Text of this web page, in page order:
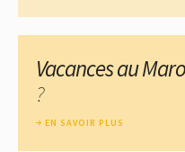
Vacances au
?
EN SAVOIR PLUS